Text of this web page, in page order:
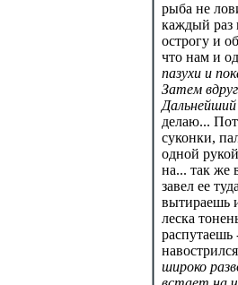
рыба не
каждый раз
острогу и
что нам и
пазухи и
Затем
делаю...
суконки,
одной
на... так же
завел ее
вытираешь
леска
широко